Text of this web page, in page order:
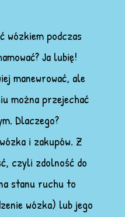
wózkiem podczas
Ja lubię!
manewrować, ale
można przejechać
Dlaczego?
i zakupów. Z
czyli zdolność do
stanu ruchu to
wózka) lub jego